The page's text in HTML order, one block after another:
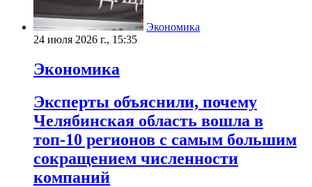
Экономика
24 июля 2026 г., 15:35
Экономика
Эксперты объяснили, почему
Челябинская область вошла в
топ-10 регионов с самым большим
сокращением численности
компаний